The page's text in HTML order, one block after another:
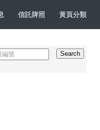
信託牌照 黃頁分類